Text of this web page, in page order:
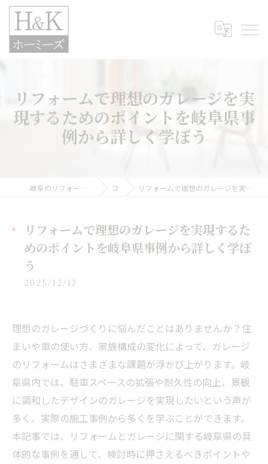
リフォームで理想のガレージを実
現するためのポイントを岐阜県事
例から詳しく学ぼう
岐阜のリフォームなら株式会社H&Kホーミーズ コラム リフォームで理想のガレージを実現するためのポイントを岐阜県事例から詳しく学ぼう
リフォームで理想のガレージを実現するた
めのポイントを岐阜県事例から詳しく学ぼ
う
2025/12/12
理想のガレージづくりに悩んだことはありませんか？住
まいや車の使い方、家族構成の変化によって、ガレージ
のリフォームはさまざまな課題が浮かび上がります。岐
阜県内では、駐車スペースの拡張や耐久性の向上、景観
に調和したデザインのガレージを実現したいという声が
多く、実際の施工事例から多くを学ぶことができます。
本記事では、リフォームとガレージに関する岐阜県の具
体的な事例を通して、検討時に押さえるべきポイントや